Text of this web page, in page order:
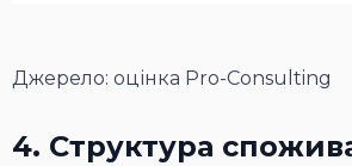
Джерело: оцінка Pro-Consulting
4. Структура